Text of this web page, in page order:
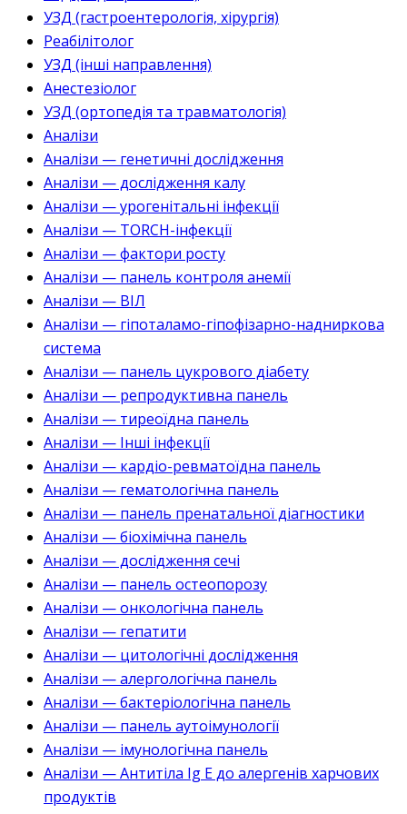
УЗД (гастроентерологія, хірургія)
Реабілітолог
УЗД (інші направлення)
Анестезіолог
УЗД (ортопедія та травматологія)
Аналізи
Аналізи — генетичні дослідження
Аналізи — дослідження калу
Аналізи — урогенітальні інфекції
Аналізи — TORCH-інфекції
Аналізи — фактори росту
Аналізи — панель контроля анемії
Аналізи — ВІЛ
Аналізи — гіпоталамо-гіпофізарно-надниркова
система
Аналізи — панель цукрового діабету
Аналізи — репродуктивна панель
Аналізи — тиреоїдна панель
Аналізи — Інші інфекції
Аналізи — кардіо-ревматоїдна панель
Аналізи — гематологічна панель
Аналізи — панель пренатальної діагностики
Аналізи — біохімічна панель
Аналізи — дослідження сечі
Аналізи — панель остеопорозу
Аналізи — онкологічна панель
Аналізи — гепатити
Аналізи — цитологічні дослідження
Аналізи — алергологічна панель
Аналізи — бактеріологічна панель
Аналізи — панель аутоімунології
Аналізи — імунологічна панель
Аналізи — Антитіла Ig E до алергенів харчових
продуктів